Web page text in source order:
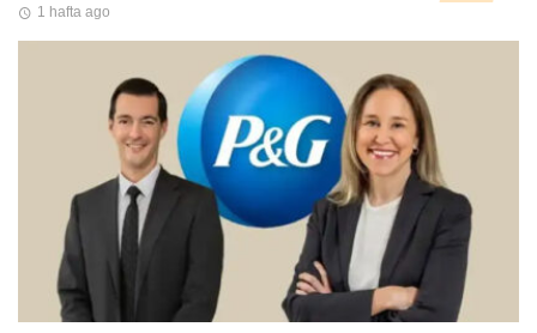
1 hafta ago